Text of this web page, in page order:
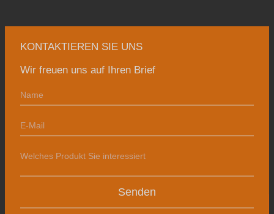
KONTAKTIEREN SIE UNS
Wir freuen uns auf Ihren Brief
Senden